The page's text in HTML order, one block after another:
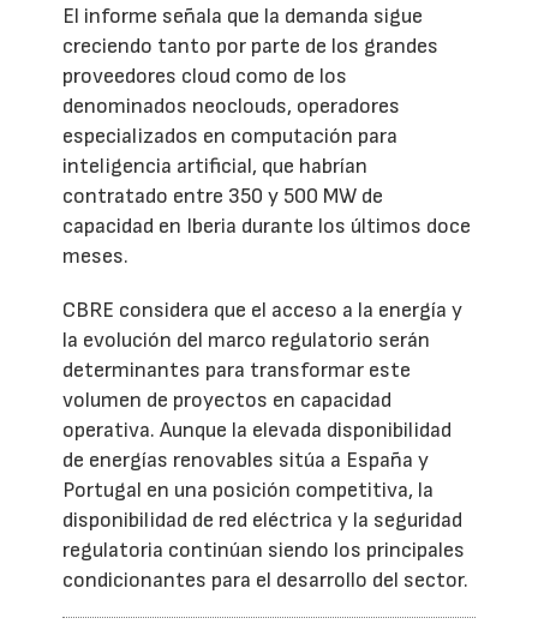
El informe señala que la demanda sigue
creciendo tanto por parte de los grandes
proveedores cloud como de los
denominados neoclouds, operadores
especializados en computación para
inteligencia artificial, que habrían
contratado entre 350 y 500 MW de
capacidad en Iberia durante los últimos doce
meses.
CBRE considera que el acceso a la energía y
la evolución del marco regulatorio serán
determinantes para transformar este
volumen de proyectos en capacidad
operativa. Aunque la elevada disponibilidad
de energías renovables sitúa a España y
Portugal en una posición competitiva, la
disponibilidad de red eléctrica y la seguridad
regulatoria continúan siendo los principales
condicionantes para el desarrollo del sector.